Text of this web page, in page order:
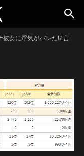
彼女に浮気がバレた!? 言